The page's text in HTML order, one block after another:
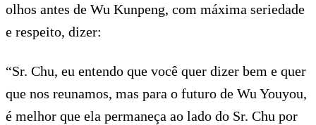
olhos antes de Wu Kunpeng, com máxima seriedade
e respeito, dizer:
“Sr. Chu, eu entendo que você quer dizer bem e quer
que nos reunamos, mas para o futuro de Wu Youyou,
é melhor que ela permaneça ao lado do Sr. Chu por